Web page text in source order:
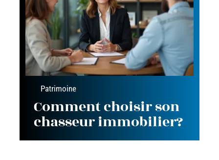
Patrimoine
Comment choisir son
chasseur immobilier?